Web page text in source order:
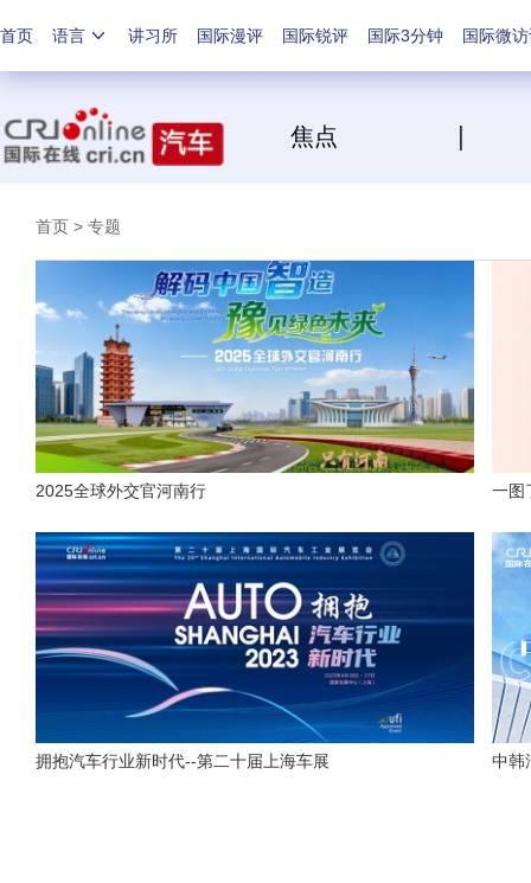
首页 语言 讲习所 国际漫评 国际锐评 国际3分钟 国际微
焦点
首页 > 专题
2025全球外交官河南行 一图
拥抱汽车行业新时代--第二十届上海车展 中韩